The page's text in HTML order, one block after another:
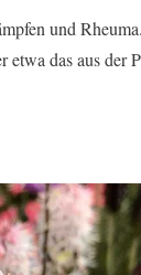
und
das aus der